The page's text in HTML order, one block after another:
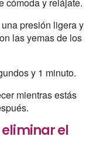
presión ligera y
las yemas de los
y 1 minuto.
mientras estás
el